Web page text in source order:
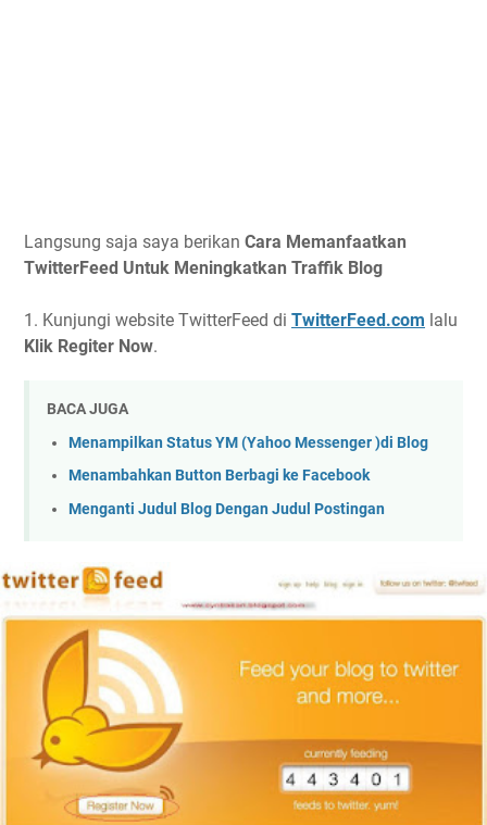
Langsung saja saya berikan Cara Memanfaatkan
TwitterFeed Untuk Meningkatkan Traffik Blog
1. Kunjungi website TwitterFeed di TwitterFeed.com lalu
Klik Regiter Now.
BACA JUGA
Menampilkan Status YM (Yahoo Messenger )di Blog
Menambahkan Button Berbagi ke Facebook
Menganti Judul Blog Dengan Judul Postingan